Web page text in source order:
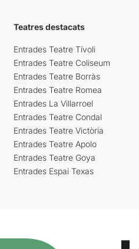
Teatres destacats
Entrades Teatre Tívoli
Entrades Teatre Coliseum
Entrades Teatre Borràs
Entrades Teatre Romea
Entrades La Villarroel
Entrades Teatre Condal
Entrades Teatre Victòria
Entrades Teatre Apolo
Entrades Teatre Goya
Entrades Espai Texas